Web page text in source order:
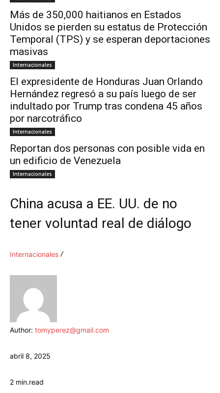
Más de 350,000 haitianos en Estados
Unidos se pierden su estatus de Protección
Temporal (TPS) y se esperan deportaciones
masivas
Internacionales
El expresidente de Honduras Juan Orlando
Hernández regresó a su país luego de ser
indultado por Trump tras condena 45 años
por narcotráfico
Internacionales
Reportan dos personas con posible vida en
un edificio de Venezuela
Internacionales
China acusa a EE. UU. de no
tener voluntad real de diálogo
Internacionales
Author: tomyperez@gmail.com
abril 8, 2025
2 min.read